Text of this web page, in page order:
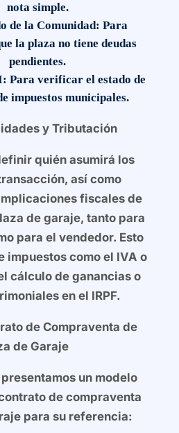
nota simple.
de la Comunidad: Para
la plaza no tiene deudas
pendientes.
: Para verificar el estado de
impuestos municipales.
y Tributación
quién asumirá los
así como
fiscales de
de garaje, tanto para
para el vendedor. Esto
impuestos como el IVA o
cálculo de ganancias o
en el IRPF.
de Compraventa de
de Garaje
un modelo
de compraventa
para su referencia: